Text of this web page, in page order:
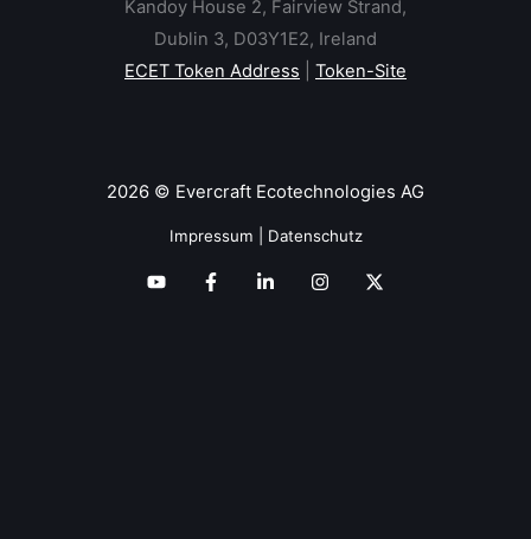
Kandoy House 2, Fairview Strand,
Dublin 3, D03Y1E2, Ireland
ECET Token Address
Token-Site
2026 © Evercraft Ecotechnologies AG
Impressum Datenschutz